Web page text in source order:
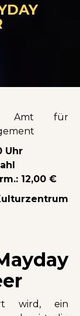
Amt für
Uhr
12,00 €
wird, ein